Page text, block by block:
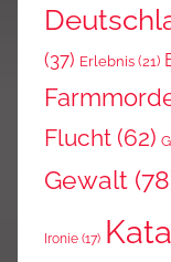
(37) Erlebnis (21)
Flucht (62)
Gewalt
Ironie (17)